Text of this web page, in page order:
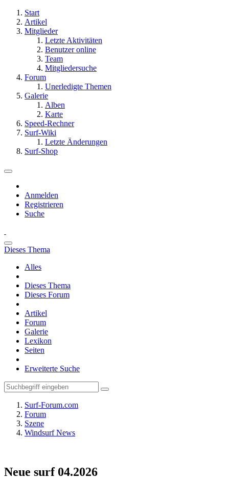
Start
Artikel
Mitglieder
Letzte Aktivitäten
Benutzer online
Team
Mitgliedersuche
Forum
Unerledigte Themen
Galerie
Alben
Karte
Speed-Rechner
Surf-Wiki
Letzte Änderungen
Surf-Shop
Anmelden
Registrieren
Suche
Dieses Thema
Alles
Dieses Thema
Dieses Forum
Artikel
Forum
Galerie
Lexikon
Seiten
Erweiterte Suche
Surf-Forum.com
Forum
Szene
Windsurf News
Neue surf 04.2026